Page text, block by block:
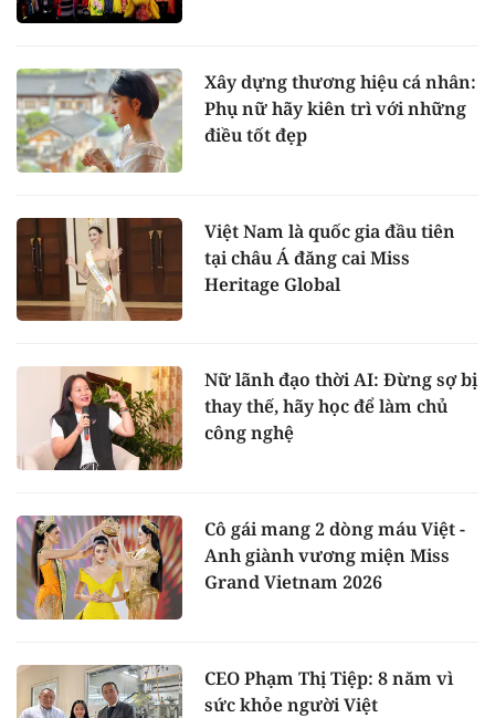
Xây dựng thương hiệu cá nhân:
Phụ nữ hãy kiên trì với những
điều tốt đẹp
Việt Nam là quốc gia đầu tiên
tại châu Á đăng cai Miss
Heritage Global
Nữ lãnh đạo thời AI: Đừng sợ bị
thay thế, hãy học để làm chủ
công nghệ
Cô gái mang 2 dòng máu Việt -
Anh giành vương miện Miss
Grand Vietnam 2026
CEO Phạm Thị Tiệp: 8 năm vì
sức khỏe người Việt